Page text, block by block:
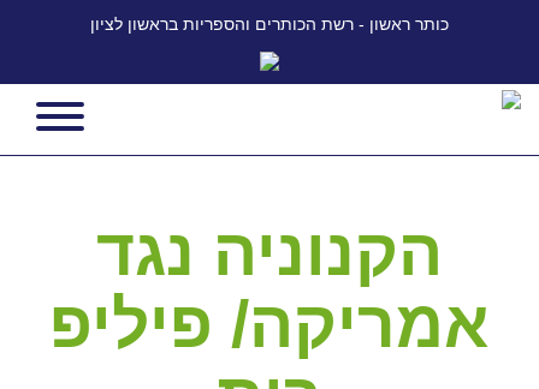
כותר ראשון - רשת הכותרים והספריות בראשון לציון
הקנוניה נגד
אמריקה/ פיליפ